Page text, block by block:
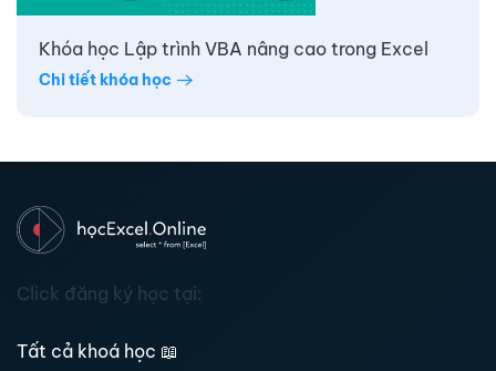
Khóa học Lập trình VBA nâng cao trong Excel
Chi tiết khóa học
Click đăng ký học tại:
Tất cả khoá học 📖